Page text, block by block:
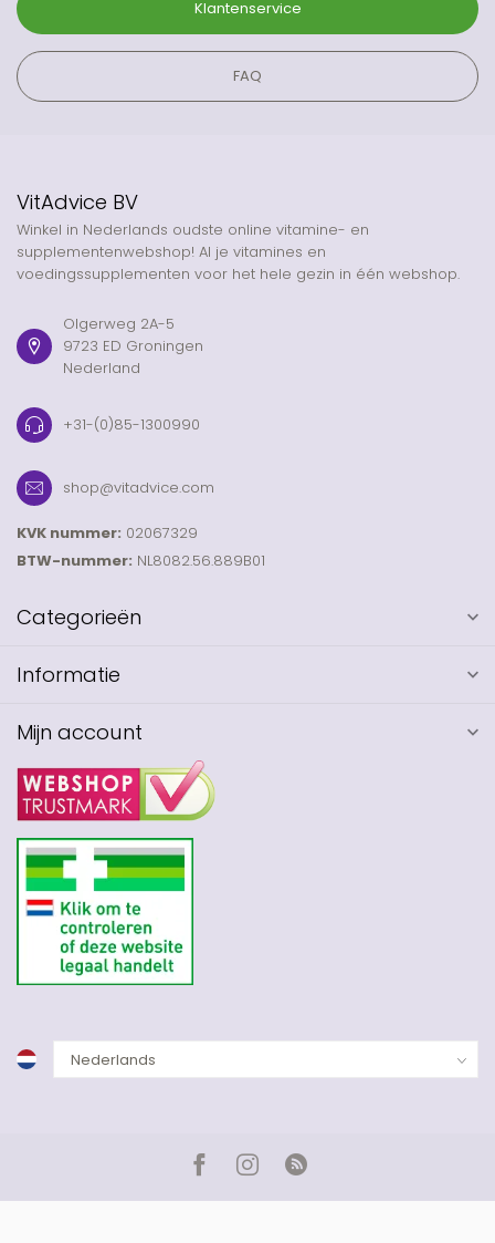
Klantenservice
FAQ
VitAdvice BV
Winkel in Nederlands oudste online vitamine- en
supplementenwebshop! Al je vitamines en
voedingssupplementen voor het hele gezin in één webshop.
Olgerweg 2A-5
9723 ED Groningen
Nederland
+31-(0)85-1300990
shop@vitadvice.com
KVK nummer: 02067329
BTW-nummer: NL8082.56.889B01
Categorieën
Informatie
Mijn account